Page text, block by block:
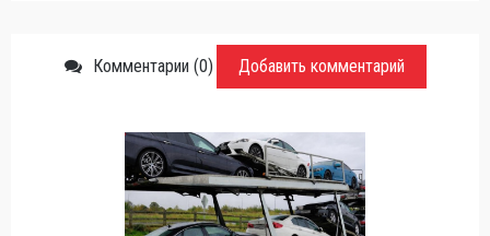
Комментарии (0) Добавить комментарий